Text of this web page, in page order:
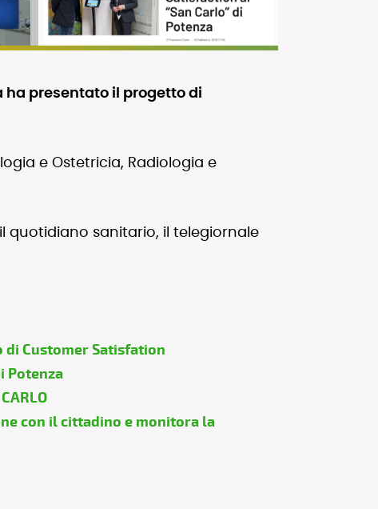
ha presentato il progetto di
e Ostetricia, Radiologia e
quotidiano sanitario, il telegiornale
di Customer Satisfation
Potenza
con il cittadino e monitora la